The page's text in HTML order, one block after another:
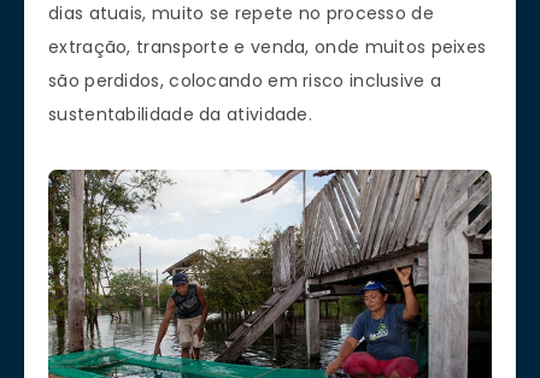
dias atuais, muito se repete no processo de
extração, transporte e venda, onde muitos peixes
são perdidos, colocando em risco inclusive a
sustentabilidade da atividade.